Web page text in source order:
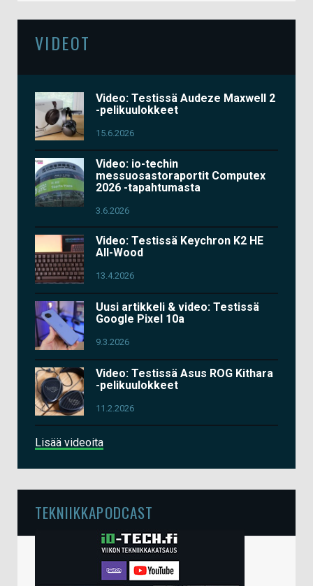
VIDEOT
Video: Testissä Audeze Maxwell 2
-pelikuulokkeet
15.6.2026
Video: io-techin
messuosastoraportit Computex
2026 -tapahtumasta
3.6.2026
Video: Testissä Keychron K2 HE
All-Wood
13.4.2026
Uusi artikkeli & video: Testissä
Google Pixel 10a
9.3.2026
Video: Testissä Asus ROG Kithara
-pelikuulokkeet
11.2.2026
Lisää videoita
TEKNIIKKAPODCAST